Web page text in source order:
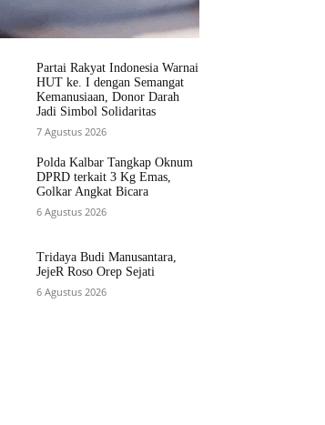
Partai Rakyat Indonesia Warnai
HUT ke. I dengan Semangat
Kemanusiaan, Donor Darah
Jadi Simbol Solidaritas
7 Agustus 2026
Polda Kalbar Tangkap Oknum
DPRD terkait 3 Kg Emas,
Golkar Angkat Bicara
6 Agustus 2026
Tridaya Budi Manusantara,
JejeR Roso Orep Sejati
6 Agustus 2026